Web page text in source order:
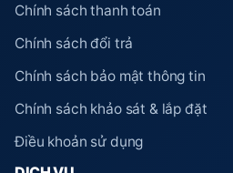
Chính sách thanh toán
Chính sách đổi trả
Chính sách bảo mật thông tin
Chính sách khảo sát & lắp đặt
Điều khoản sử dụng